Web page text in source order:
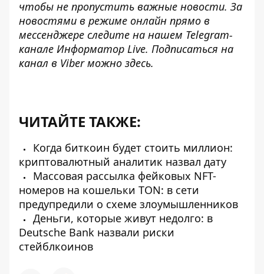
чтобы не пропустить важные новости. За
новостями в режиме онлайн прямо в
мессенджере следите на нашем Telegram-
канале Информатор Live. Подписаться на
канал в Viber можно здесь.
ЧИТАЙТЕ ТАКЖЕ:
Когда биткоин будет стоить миллион:
криптовалютный аналитик назвал дату
Массовая рассылка фейковых NFT-
номеров на кошельки TON: в сети
предупредили о схеме злоумышленников
Деньги, которые живут недолго: в
Deutsche Bank назвали риски
стейблкоинов